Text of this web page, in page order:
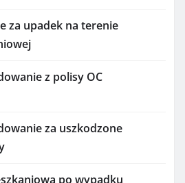
za upadek na terenie
z polisy OC
za uszkodzone
po wypadku